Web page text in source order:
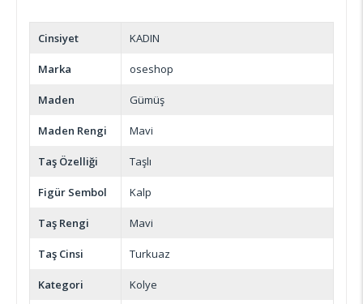
Cinsiyet KADIN
Marka oseshop
Maden Gümüş
Maden Rengi Mavi
Taş Özelliği Taşlı
Figür Sembol Kalp
Taş Rengi Mavi
Taş Cinsi Turkuaz
Kategori Kolye